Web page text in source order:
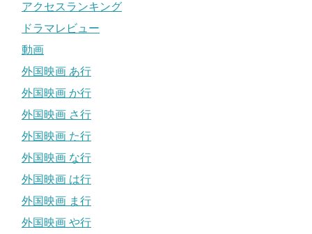
アクセスランキング
ドラマレビュー
動画
外国映画 あ行
外国映画 か行
外国映画 さ行
外国映画 た行
外国映画 な行
外国映画 は行
外国映画 ま行
外国映画 や行